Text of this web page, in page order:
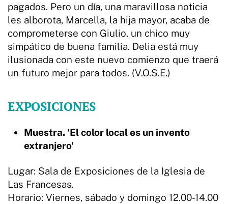
pagados. Pero un día, una maravillosa noticia
les alborota, Marcella, la hija mayor, acaba de
comprometerse con Giulio, un chico muy
simpático de buena familia. Delia está muy
ilusionada con este nuevo comienzo que traerá
un futuro mejor para todos. (V.O.S.E.)
EXPOSICIONES
Muestra. 'El color local es un invento
extranjero'
Lugar: Sala de Exposiciones de la Iglesia de
Las Francesas.
Horario: Viernes, sábado y domingo 12.00-14.00